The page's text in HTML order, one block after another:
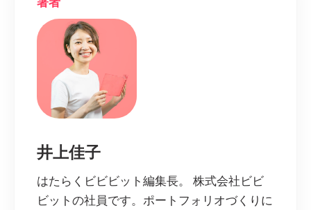
井上佳子
はたらくビビビット編集長。 株式会社ビビ
ビットの社員です。ポートフォリオづくりに